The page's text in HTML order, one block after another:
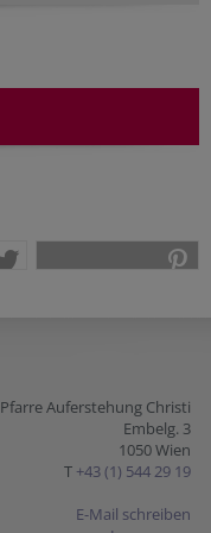
Pfarre Auferstehung Christi
Embelg. 3
1050 Wien
T +43 (1) 544 29 19
E-Mail schreiben